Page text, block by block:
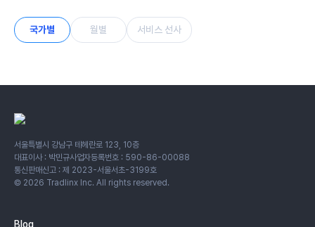
국가별 월별 서비스 선사
서울특별시 강남구 테헤란로 123, 10층
대표이사 : 박민규사업자등록번호 : 590-86-00088
통신판매신고 : 제 2023-서울서초-3199호
© 2026 Tradlinx Inc. All rights reserved.
Blog